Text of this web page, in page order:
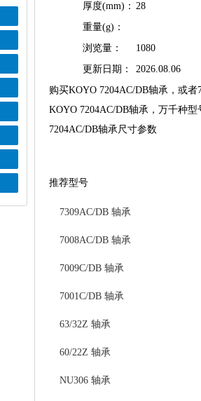
厚度(mm)： 28
重量(g)：
浏览量：
1080
更新日期：
2026.08.06
购买KOYO 7204AC/DB轴承，或
KOYO 7204AC/DB轴承，万千种
7204AC/DB轴承尺寸参数
推荐型号
7309AC/DB 轴承
7008AC/DB 轴承
7009C/DB 轴承
7001C/DB 轴承
63/32Z 轴承
60/22Z 轴承
NU306 轴承